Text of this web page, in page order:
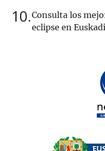
10 Consulta los
eclipse en Euskadi